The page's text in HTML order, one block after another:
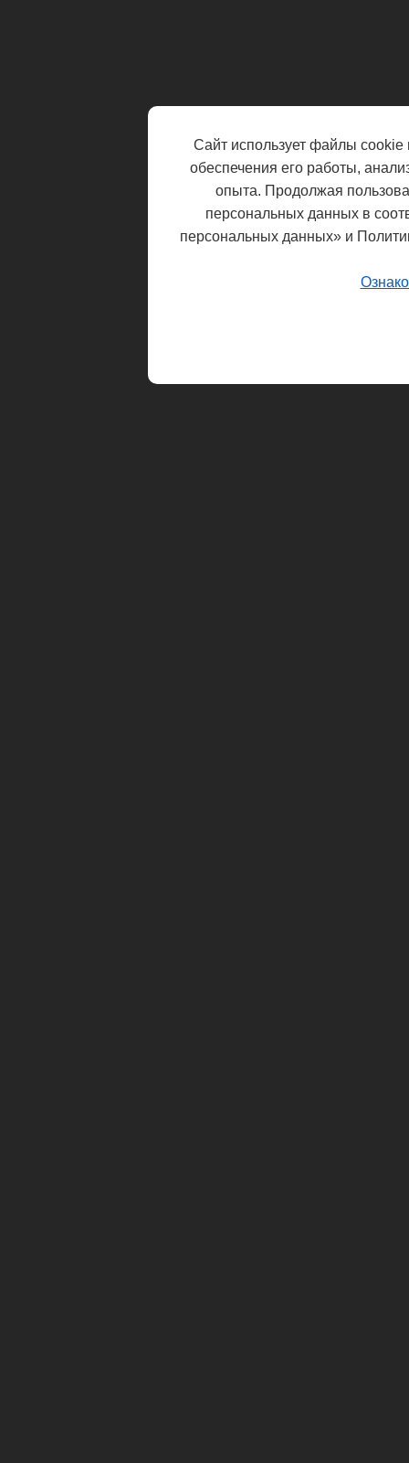
Сайт использует файлы cookie
обеспечения его работы,
опыта. Продолжая
персональных данных в
персональных данных» и